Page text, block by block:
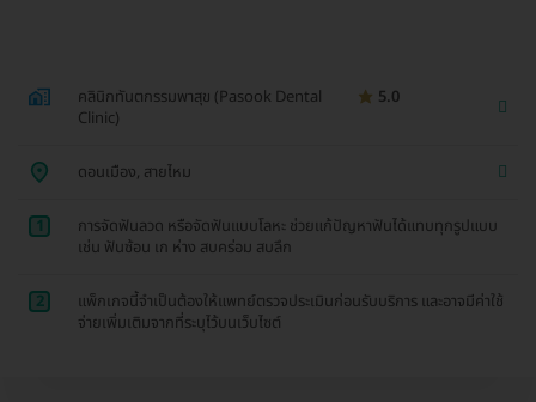
คลินิกทันตกรรมพาสุข (Pasook Dental
Clinic)
5.0
ดอนเมือง, สายไหม
1
การจัดฟันลวด หรือจัดฟันแบบโลหะ ช่วยแก้ปัญหาฟันได้แทบทุกรูปแบบ
เช่น ฟันซ้อน เก ห่าง สบคร่อม สบลึก
2
แพ็กเกจนี้จำเป็นต้องให้แพทย์ตรวจประเมินก่อนรับบริการ และอาจมีค่าใช้
จ่ายเพิ่มเติมจากที่ระบุไว้บนเว็บไซต์